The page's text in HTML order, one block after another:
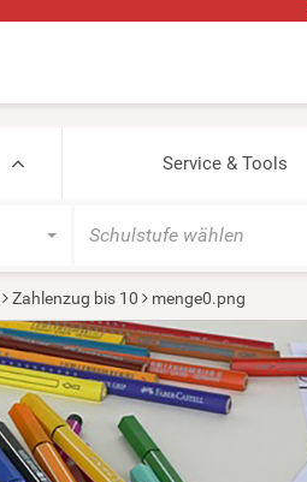
Service & Tools
Schulstufe wählen
Zahlenzug bis 10 menge0.png